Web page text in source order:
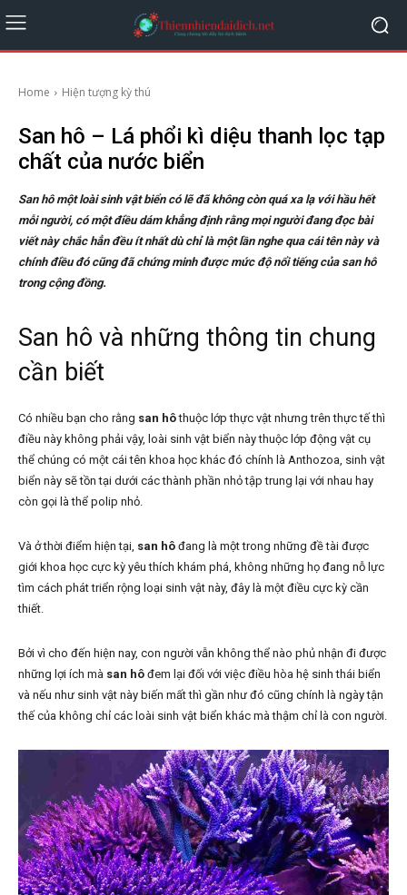
Home Hiện tượng kỳ thú
San hô – Lá phổi kì diệu thanh lọc tạp
chất của nước biển
San hô một loài sinh vật biển có lẽ đã không còn quá xa lạ với hầu hết
mỗi người, có một điều dám khẳng định rằng mọi người đang đọc bài
viết này chắc hẳn đều ít nhất dù chỉ là một lần nghe qua cái tên này và
chính điều đó cũng đã chứng minh được mức độ nổi tiếng của san hô
trong cộng đồng.
San hô và những thông tin chung
cần biết
Có nhiều bạn cho rằng san hôthuộc lớp thực vật nhưng trên thực tế thì
điều này không phải vậy, loài sinh vật biển này thuộc lớp động vật cụ
thể chúng có một cái tên khoa học khác đó chính là Anthozoa, sinh vật
biển này sẽ tồn tại dưới các thành phần nhỏ tập trung lại với nhau hay
còn gọi là thể polip nhỏ.
Và ở thời điểm hiện tại, san hô đang là một trong những đề tài được
giới khoa học cực kỳ yêu thích khám phá, không những họ đang nỗ lực
tìm cách phát triển rộng loại sinh vật này, đây là một điều cực kỳ cần
thiết.
Bởi vì cho đến hiện nay, con người vẫn không thể nào phủ nhận đi được
những lợi ích mà san hô đem lại đối với việc điều hòa hệ sinh thái biển
và nếu như sinh vật này biến mất thì gần như đó cũng chính là ngày tận
thế của không chỉ các loài sinh vật biển khác mà thậm chỉ là con người.